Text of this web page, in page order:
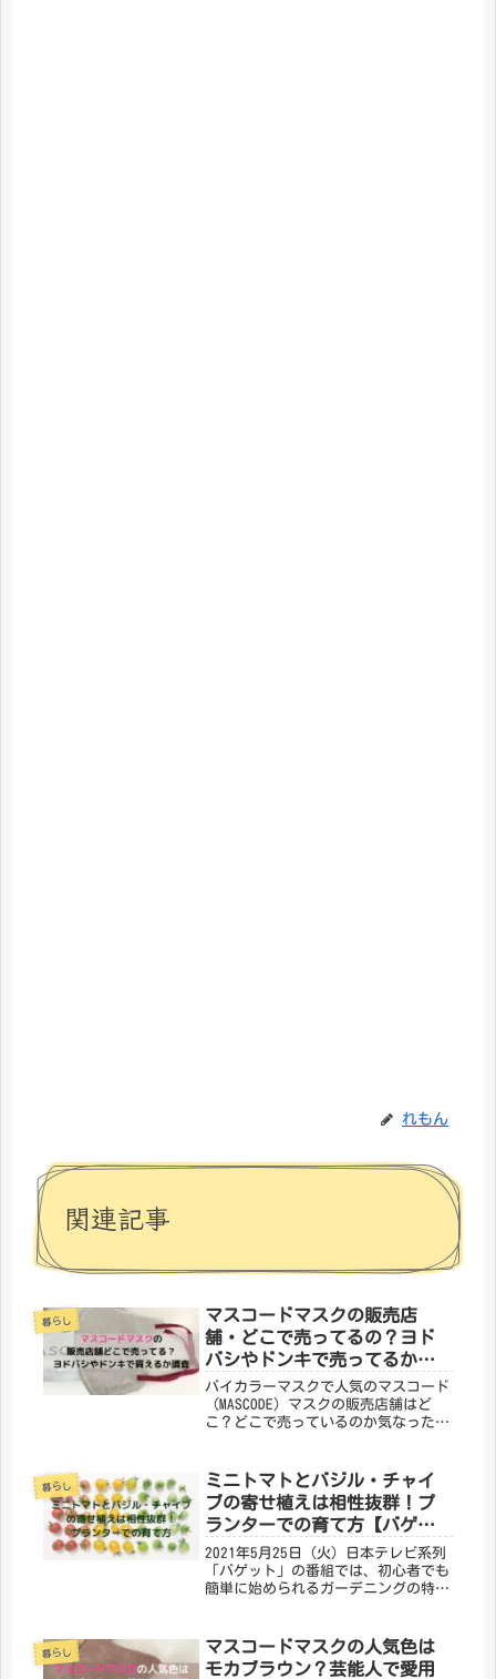
れもん
関連記事
暮らし
マスコードマスクの販売店
舗・どこで売ってるの？ヨド
バシやドンキで売ってるか調
査！
バイカラーマスクで人気のマスコード
（MASCODE）マスクの販売店舗はど
こ？どこで売っているのか気なったの
はあるのか？店舗に行って購入したい
という方に向けてご紹介していき
ま...
暮らし
ミニトマトとバジル・チャイ
ブの寄せ植えは相性抜群！プ
ランターでの育て方【バゲッ
ト】5/25
2021年5月25日（火）日本テレビ系列
「バゲット」の番組では、初心者でも
簡単に始められるガーデニングの特集
先日の放送でバゲットガーデンで育て
るのにおすすめの野菜は？とアン...
暮らし
マスコードマスクの人気色は
モカブラウン？芸能人で愛用